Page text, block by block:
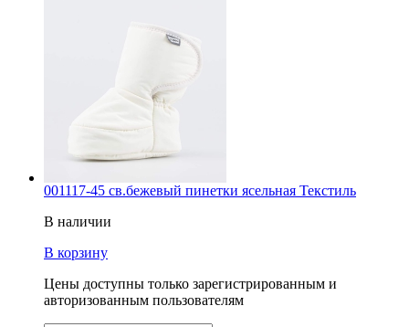
001117-45 св.бежевый пинетки ясельная Текстиль
В наличии
В корзину
Цены доступны только зарегистрированным и
авторизованным пользователям